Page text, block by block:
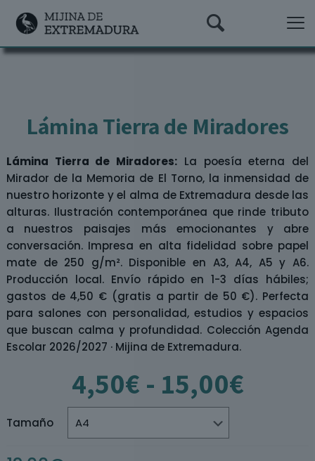
Lámina Tierra de Miradores
Lámina Tierra de Miradores: La poesía eterna del
Mirador de la Memoria de El Torno, la inmensidad de
nuestro horizonte y el alma de Extremadura desde las
alturas. Ilustración contemporánea que rinde tributo
a nuestros paisajes más emocionantes y abre
conversación. Impresa en alta fidelidad sobre papel
mate de 250 g/m². Disponible en A3, A4, A5 y A6.
Producción local. Envío rápido en 1-3 días hábiles;
gastos de 4,50 € (gratis a partir de 50 €). Perfecta
para salones con personalidad, estudios y espacios
que buscan calma y profundidad. Colección Agenda
Escolar 2026/2027 · Mijina de Extremadura.
4,50€ - 15,00€de
Tamaño